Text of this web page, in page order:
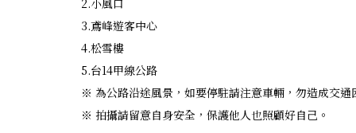
2.小風口
3.鳶峰遊客中心
4.松雪樓
5.台14甲線公路
※ 為公路沿途風景，如要停駐請注意車輛，勿造成交通
※ 拍攝請留意自身安全，保護他人也照顧好自己。